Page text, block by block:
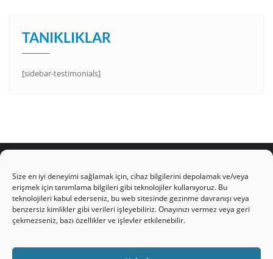
Size en iyi deneyimi sağlamak için, cihaz bilgilerini depolamak ve/veya
erişmek için tanımlama bilgileri gibi teknolojiler kullanıyoruz. Bu
teknolojileri kabul ederseniz, bu web sitesinde gezinme davranışı veya
benzersiz kimlikler gibi verileri işleyebiliriz. Onayınızı vermez veya geri
çekmezseniz, bazı özellikler ve işlevler etkilenebilir.
TANIKLIKLAR
[sidebar-testimonials]
HAKKIMIZDA Üyelik Kuralları
Bize Yazın
Gizlilik Politikamız
İncil’den Dersler
Makaleler
ABNSAT Türkiye – Canlı İzleyin